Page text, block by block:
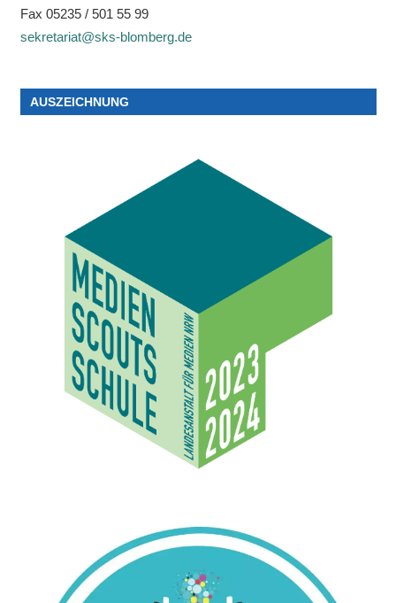
Fax 05235 / 501 55 99
sekretariat@sks-blomberg.de
AUSZEICHNUNG